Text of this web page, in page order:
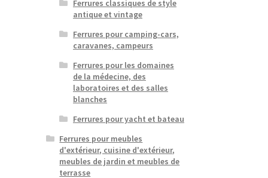
Ferrures classiques de style
antique et vintage
Ferrures pour camping-cars,
caravanes, campeurs
Ferrures pour les domaines
de la médecine, des
laboratoires et des salles
blanches
Ferrures pour yacht et bateau
Ferrures pour meubles
d'extérieur, cuisine d'extérieur,
meubles de jardin et meubles de
terrasse